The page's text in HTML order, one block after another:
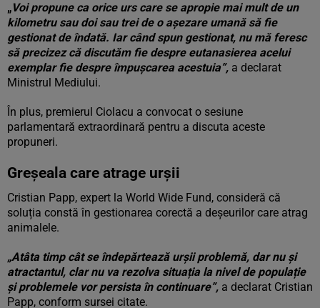
„Voi propune ca orice urs care se apropie mai mult de un
kilometru sau doi sau trei de o așezare umană să fie
gestionat de îndată. Iar când spun gestionat, nu mă feresc
să precizez că discutăm fie despre eutanasierea acelui
exemplar fie despre împușcarea acestuia”, a declarat
Ministrul Mediului.
În plus, premierul Ciolacu a convocat o sesiune
parlamentară extraordinară pentru a discuta aceste
propuneri.
Greșeala care atrage urșii
Cristian Papp, expert la World Wide Fund, consideră că
soluția constă în gestionarea corectă a deșeurilor care atrag
animalele.
„Atâta timp cât se îndepărtează urșii problemă, dar nu și
atractantul, clar nu va rezolva situația la nivel de populație
și problemele vor persista în continuare”, a declarat Cristian
Papp, conform sursei citate.